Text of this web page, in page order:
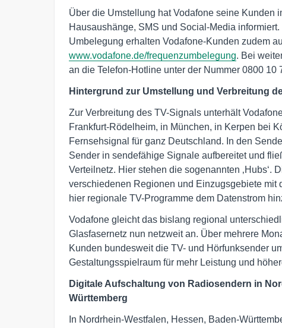
Über die Umstellung hat Vodafone seine Kunden
Hausaushänge, SMS und Social-Media
Umbelegung erhalten Vodafone-Kunden zudem
www.vodafone.de/frequenzumbelegung. Bei
an die Telefon-Hotline unter der Nummer 0800 10
Hintergrund zur Umstellung und Verbreitung
Zur Verbreitung des TV-Signals unterhält
Frankfurt-Rödelheim, in München, in Kerpen bei
Fernsehsignal für ganz Deutschland. In den
Sender in sendefähige Signale aufbereitet und
Verteilnetz. Hier stehen die sogenannten ‚Hubs‘.
verschiedenen Regionen und Einzugsgebiete
hier regionale TV-Programme dem Datenstrom
Vodafone gleicht das bislang regional
Glasfasernetz nun netzweit an. Über mehrere
Kunden bundesweit die TV- und Hörfunksender
Gestaltungsspielraum für mehr Leistung und
Digitale Aufschaltung von Radiosendern in
Württemberg
In Nordrhein-Westfalen, Hessen, Baden-